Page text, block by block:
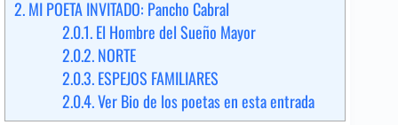
2.MI POETA INVITADO: Pancho Cabral
2.0.1.El Hombre del Sueño Mayor
2.0.2.NORTE
2.0.3.ESPEJOS FAMILIARES
2.0.4.Ver Bio de los poetas en esta entrada